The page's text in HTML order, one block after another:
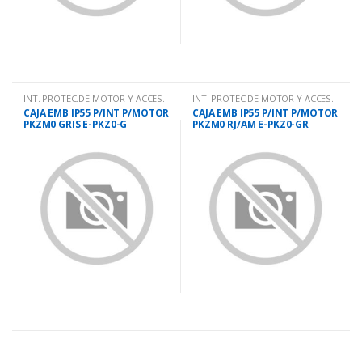
INT. PROTEC.DE MOTOR Y ACCES.
CAJA EMB IP55 P/INT P/MOTOR
PKZM0 GRIS E-PKZ0-G
INT. PROTEC.DE MOTOR Y ACCES.
CAJA EMB IP55 P/INT P/MOTOR
PKZM0 RJ/AM E-PKZ0-GR